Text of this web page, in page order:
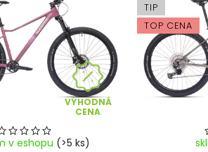
VÝHODNÁ
CENA
v eshopu (>5 ks)
TIP
TOP CENA